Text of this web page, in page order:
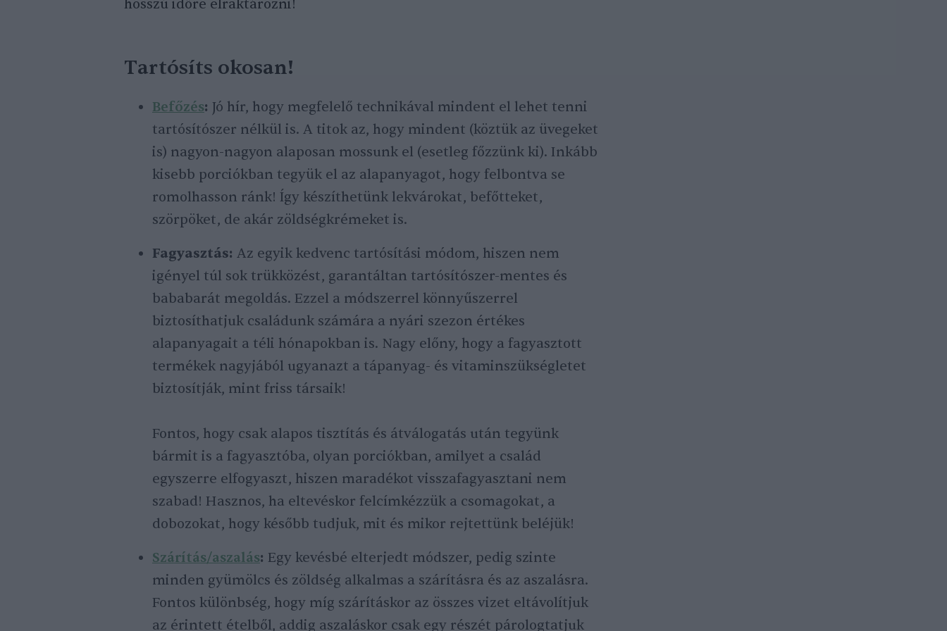
hosszú időre elraktározni!
Tartósíts okosan!
Befőzés: Jó hír, hogy megfelelő technikával mindent el lehet tenni
tartósítószer nélkül is. A titok az, hogy mindent (köztük az üvegeket
is) nagyon-nagyon alaposan mossunk el (esetleg főzzünk ki). Inkább
kisebb porciókban tegyük el az alapanyagot, hogy felbontva se
romolhasson ránk! Így készíthetünk lekvárokat, befőtteket,
szörpöket, de akár zöldségkrémeket is.
Fagyasztás: Az egyik kedvenc tartósítási módom, hiszen nem
igényel túl sok trükközést, garantáltan tartósítószer-mentes és
bababarát megoldás. Ezzel a módszerrel könnyűszerrel
biztosíthatjuk családunk számára a nyári szezon értékes
alapanyagait a téli hónapokban is. Nagy előny, hogy a fagyasztott
termékek nagyjából ugyanazt a tápanyag- és vitaminszükségletet
biztosítják, mint friss társaik!
Fontos, hogy csak alapos tisztítás és átválogatás után tegyünk
bármit is a fagyasztóba, olyan porciókban, amilyet a család
egyszerre elfogyaszt, hiszen maradékot visszafagyasztani nem
szabad! Hasznos, ha eltevéskor felcímkézzük a csomagokat, a
dobozokat, hogy később tudjuk, mit és mikor rejtettünk beléjük!
Szárítás/aszalás: Egy kevésbé elterjedt módszer, pedig szinte
minden gyümölcs és zöldség alkalmas a szárításra és az aszalásra.
Fontos különbség, hogy míg szárításkor az összes vizet eltávolítjuk
az érintett ételből, addig aszaláskor csak egy részét párologtatjuk